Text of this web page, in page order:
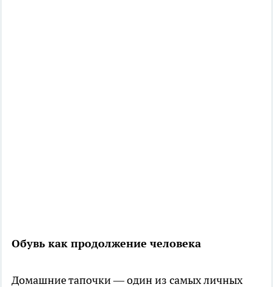
Обувь как продолжение человека
Домашние тапочки — один из самых личных